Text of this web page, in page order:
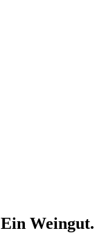
Weingut.